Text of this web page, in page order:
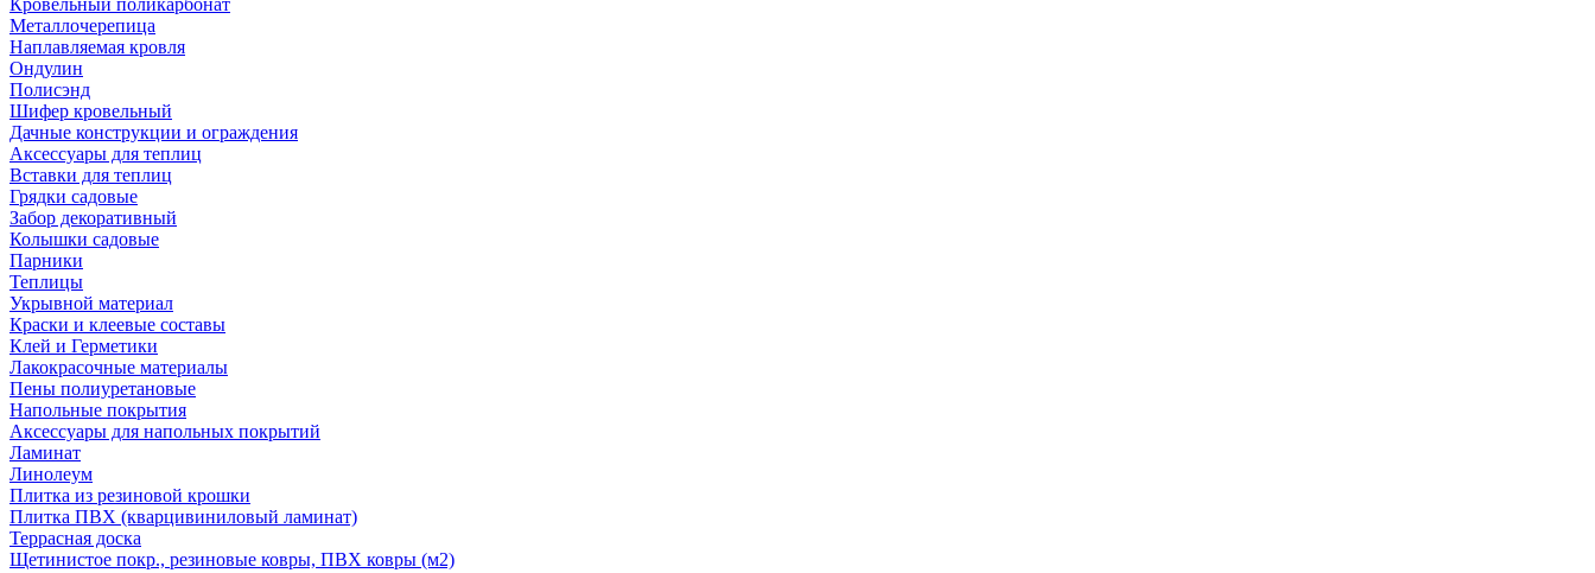
Кровельный поликарбонат
Металлочерепица
Наплавляемая кровля
Ондулин
Полисэнд
Шифер кровельный
Дачные конструкции и ограждения
Аксессуары для теплиц
Вставки для теплиц
Грядки садовые
Забор декоративный
Колышки садовые
Парники
Теплицы
Укрывной материал
Краски и клеевые составы
Клей и Герметики
Лакокрасочные материалы
Пены полиуретановые
Напольные покрытия
Аксессуары для напольных покрытий
Ламинат
Линолеум
Плитка из резиновой крошки
Плитка ПВХ (кварцивиниловый ламинат)
Террасная доска
Щетинистое покр., резиновые ковры, ПВХ ковры (м2)